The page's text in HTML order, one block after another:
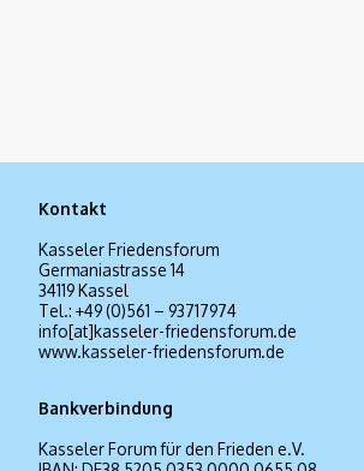
Kontakt
Kasseler Friedensforum
Germaniastrasse 14
34119 Kassel
Tel.: +49 (0)561 – 93717974
info[at]kasseler-friedensforum.de
www.kasseler-friedensforum.de
Bankverbindung
Kasseler Forum für den Frieden e.V.